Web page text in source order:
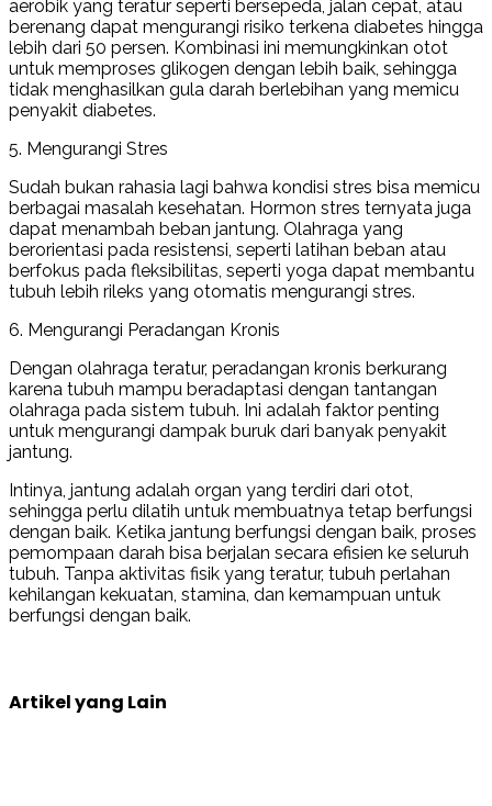
aerobik yang teratur seperti bersepeda, jalan cepat, atau
berenang dapat mengurangi risiko terkena diabetes hingga
lebih dari 50 persen. Kombinasi ini memungkinkan otot
untuk memproses glikogen dengan lebih baik, sehingga
tidak menghasilkan gula darah berlebihan yang memicu
penyakit diabetes.
5. Mengurangi Stres
Sudah bukan rahasia lagi bahwa kondisi stres bisa memicu
berbagai masalah kesehatan. Hormon stres ternyata juga
dapat menambah beban jantung. Olahraga yang
berorientasi pada resistensi, seperti latihan beban atau
berfokus pada fleksibilitas, seperti yoga dapat membantu
tubuh lebih rileks yang otomatis mengurangi stres.
6. Mengurangi Peradangan Kronis
Dengan olahraga teratur, peradangan kronis berkurang
karena tubuh mampu beradaptasi dengan tantangan
olahraga pada sistem tubuh. Ini adalah faktor penting
untuk mengurangi dampak buruk dari banyak penyakit
jantung.
Intinya, jantung adalah organ yang terdiri dari otot,
sehingga perlu dilatih untuk membuatnya tetap berfungsi
dengan baik. Ketika jantung berfungsi dengan baik, proses
pemompaan darah bisa berjalan secara efisien ke seluruh
tubuh. Tanpa aktivitas fisik yang teratur, tubuh perlahan
kehilangan kekuatan, stamina, dan kemampuan untuk
berfungsi dengan baik.
Artikel yang Lain